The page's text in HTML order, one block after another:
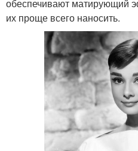
обеспечивают матирующий
их проще всего наносить.